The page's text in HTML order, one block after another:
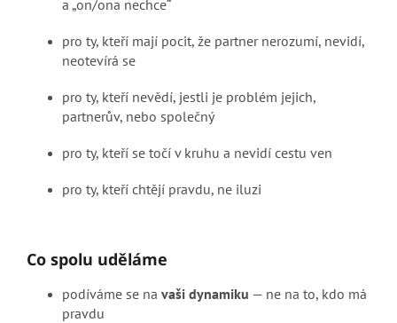
a „on/ona nechce“
pro ty, kteří mají pocit, že partner nerozumí, nevidí,
neotevírá se
pro ty, kteří nevědí, jestli je problém jejich,
partnerův, nebo společný
pro ty, kteří se točí v kruhu a nevidí cestu ven
pro ty, kteří chtějí pravdu, ne iluzi
Co spolu uděláme
podíváme se na vaši dynamiku — ne na to, kdo má
pravdu